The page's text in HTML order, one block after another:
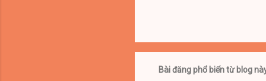
Bài đăng phổ biến từ blog